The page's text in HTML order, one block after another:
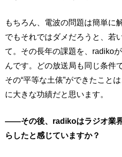
もちろん、電波の問題は簡単に
でもそれではダメだろうと、若
て。その長年の課題を、radiko
んです。どの放送局も同じ条件
その“平等な土俵”ができたこと
に大きな功績だと思います。
――その後、radikoはラジオ業
らしたと感じていますか？